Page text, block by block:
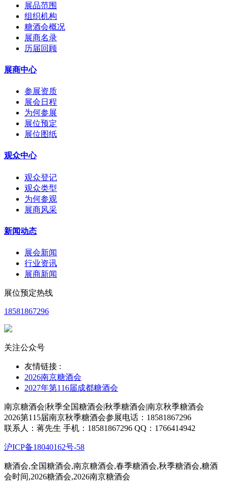
展品范围
组织机构
糖酒会概况
展商名录
历届回顾
展商中心
参展资质
展会日程
为何参展
展位预定
展位图纸
观众中心
观众登记
观众类型
为何参观
展商风采
新闻动态
展会新闻
行业资讯
展商新闻
展位预定热线
18581867296
关注公众号
友情链接 :
2026南京糖酒会
2027年第116届成都糖酒会
南京糖酒会|秋季全国糖酒会|秋季糖酒会|南京秋季糖酒会
2026第115届南京秋季糖酒会参展电话：18581867296
联系人：蒋先生 手机：18581867296 QQ：1766414942
沪ICP备18040162号-58
糖酒会,全国糖酒会,南京糖酒会,春季糖酒会,秋季糖酒会,糖酒
会时间,2026糖酒会,2026南京糖酒会